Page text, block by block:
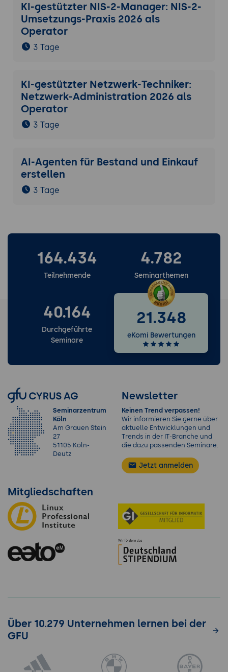
KI-gestützter NIS-2-Manager: NIS-2-
Umsetzungs-Praxis 2026 als
Operator
3 Tage
KI-gestützter Netzwerk-Techniker:
Netzwerk-Administration 2026 als
Operator
3 Tage
AI-Agenten für Bestand und Einkauf
erstellen
3 Tage
164.434
Teilnehmende
4.782
Seminarthemen
40.164
Durchgeführte
Seminare
21.348
eKomi Bewertungen
Seminarzentrum
Köln
Am Grauen Stein
27
51105 Köln-
Deutz
Newsletter
Keinen Trend verpassen!
Wir informieren Sie gerne über
aktuelle Entwicklungen und
Trends in der IT-Branche und
die dazu passenden Seminare.
Jetzt anmelden
Mitgliedschaften
Über 10.279 Unternehmen lernen bei der
GFU